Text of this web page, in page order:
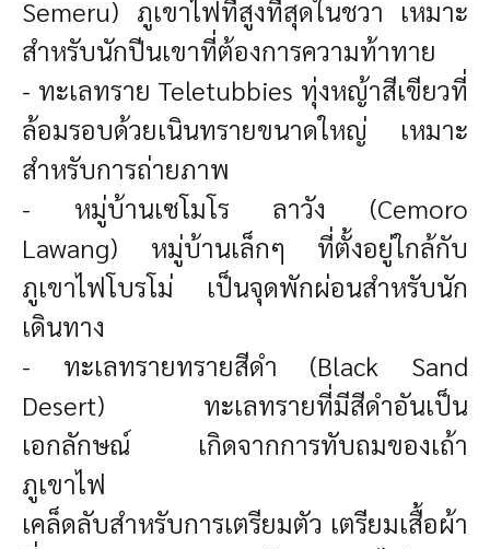
Semeru) ภูเขาไฟที่สูงที่สุดในชวา เหมาะ
สำหรับนักปีนเขาที่ต้องการความท้าทาย
- ทะเลทราย Teletubbies ทุ่งหญ้าสีเขียวที่
ล้อมรอบด้วยเนินทรายขนาดใหญ่ เหมาะ
สำหรับการถ่ายภาพ
- หมู่บ้านเซโมโร ลาวัง (Cemoro
Lawang) หมู่บ้านเล็กๆ ที่ตั้งอยู่ใกล้กับ
ภูเขาไฟโบรโม่ เป็นจุดพักผ่อนสำหรับนัก
เดินทาง
- ทะเลทรายทรายสีดำ (Black Sand
Desert) ทะเลทรายที่มีสีดำอันเป็น
เอกลักษณ์ เกิดจากการทับถมของเถ้า
ภูเขาไฟ
เคล็ดลับสำหรับการเตรียมตัว เตรียมเสื้อผ้า